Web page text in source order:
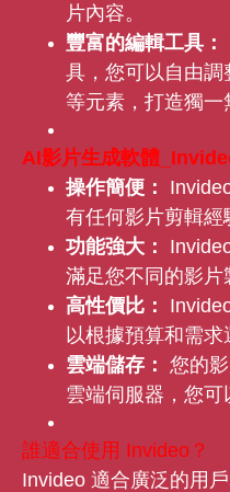
片內容。
豐富的編輯工具：
具，您可以自由
等元素，打造獨一
AI影片生成軟體
操作簡便：
有任何影片剪輯經
功能強大：
滿足您不同的影片
高性價比：
以根據預算和需求
雲端儲存： 您的
雲端伺服器，您可
誰適合使用 Invideo？
Invideo 適合廣泛的用戶